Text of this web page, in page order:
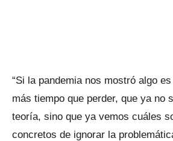
“Si la pandemia nos mostró algo
más tiempo que perder, que ya no
teoría, sino que ya vemos cuáles
concretos de ignorar la